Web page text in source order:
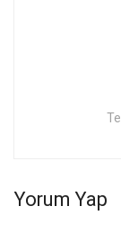
Yorum Yap